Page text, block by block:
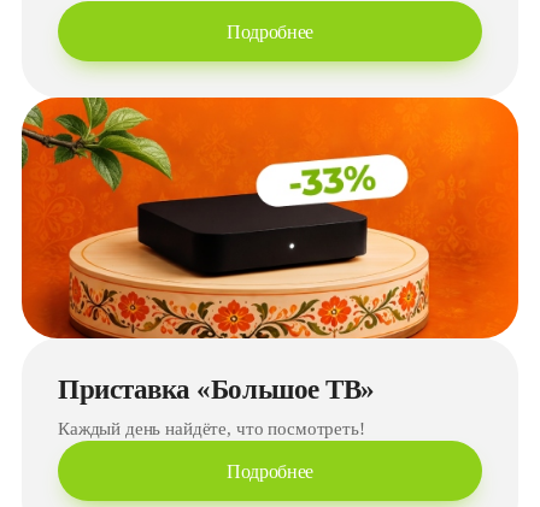
Подробнее
Приставка «Большое ТВ»
Каждый день найдёте, что посмотреть!
Подробнее